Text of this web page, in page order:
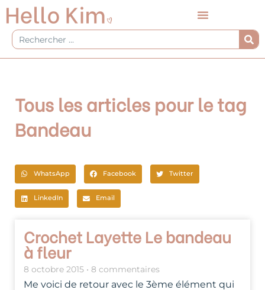
Aller
au
contenu
Rechercher
Tous les articles pour le tag
Bandeau
WhatsApp Facebook Twitter
LinkedIn Email
Crochet Layette Le bandeau
à fleur
8 octobre 2015 8 commentaires
Me voici de retour avec le 3ème élément qui